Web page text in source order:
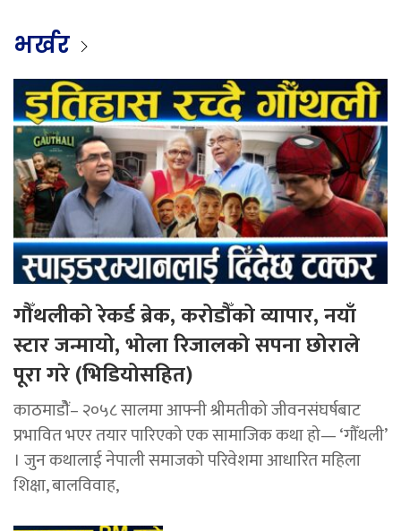
भर्खर
गौँथलीको रेकर्ड ब्रेक, करोडौँको व्यापार, नयाँ
स्टार जन्मायो, भोला रिजालको सपना छोराले
पूरा गरे (भिडियोसहित)
काठमाडोैं– २०५८ सालमा आफ्नी श्रीमतीको जीवनसंघर्षबाट
प्रभावित भएर तयार पारिएको एक सामाजिक कथा हो— ‘गौँथली’
। जुन कथालाई नेपाली समाजको परिवेशमा आधारित महिला
शिक्षा, बालविवाह,